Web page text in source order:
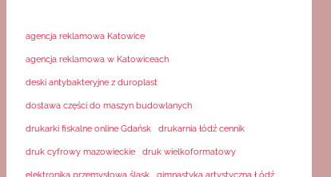
agencja reklamowa Katowice
agencja reklamowa w Katowiceach
deski antybakteryjne z duroplast
dostawa części do maszyn budowlanych
drukarki fiskalne online Gdańsk drukarnia łódź cennik
druk cyfrowy mazowieckie druk wielkoformatowy
elektronika przemysłowa śląsk gimnastyka artystyczna Łódź